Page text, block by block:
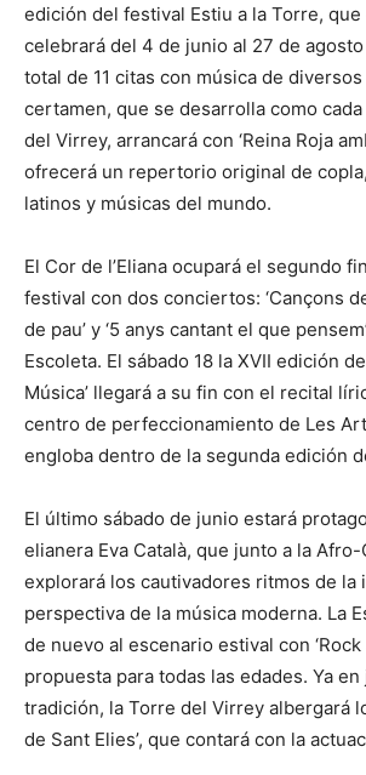
edición del festival Estiu a la Torre,
celebrará del 4 de junio al 27 de
total de 11 citas con música de
certamen, que se desarrolla como
del Virrey, arrancará con ‘Reina Roja
ofrecerá un repertorio original de
latinos y músicas del mundo.
El Cor de l’Eliana ocupará el segundo
festival con dos conciertos: ‘Cançons
de pau’ y ‘5 anys cantant el que
Escoleta. El sábado 18 la XVII edición
Música’ llegará a su fin con el recital
centro de perfeccionamiento de Les
engloba dentro de la segunda edición
El último sábado de junio estará
elianera Eva Català, que junto a la
explorará los cautivadores ritmos de la
perspectiva de la música moderna. La
de nuevo al escenario estival con ‘Rock
propuesta para todas las edades. Ya
tradición, la Torre del Virrey albergará
de Sant Elies’, que contará con la